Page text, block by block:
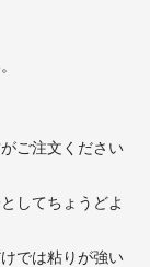
ご注文ください
してちょうどよ
では粘りが強い